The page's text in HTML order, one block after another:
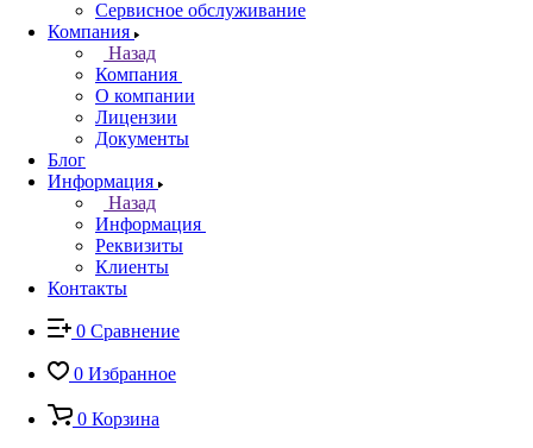
Сервисное обслуживание
Компания
Назад
Компания
О компании
Лицензии
Документы
Блог
Информация
Назад
Информация
Реквизиты
Клиенты
Контакты
0 Сравнение
0 Избранное
0 Корзина